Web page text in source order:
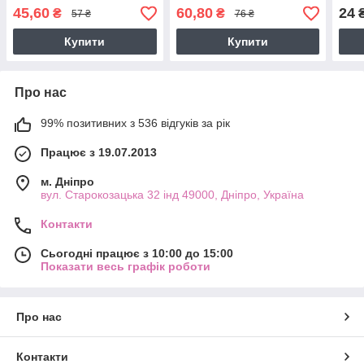
45,60 ₴ 57 ₴
Купити
60,80₴ 76 ₴
Купити
24
Про нас
99% позитивних з 536 відгуків за рік
Працює з 19.07.2013
м. Дніпро
вул. Старокозацька 32 інд 49000, Дніпро, Україна
Контакти
Сьогодні працює з 10:00 до 15:00
Показати весь графік роботи
Про нас
Контакти